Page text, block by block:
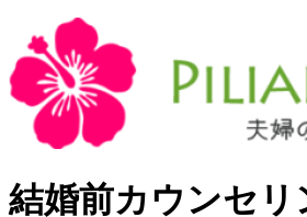
結婚前カウンセリ